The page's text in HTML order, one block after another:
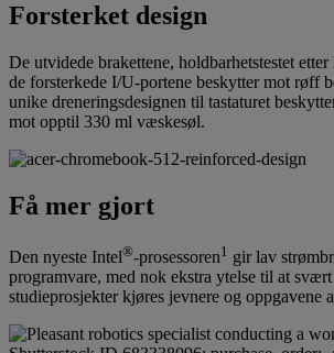
Forsterket design
De utvidede brakettene, holdbarhetstestet
de forsterkede I/U-portene beskytter mot røff
unike dreneringsdesignen til tastaturet
mot opptil 330 ml væskesøl.
Få mer gjort
Den nyeste Intel®-prosessoren1 gir lav
programvare, med nok ekstra ytelse til at
studieprosjekter kjøres jevnere og oppgavene